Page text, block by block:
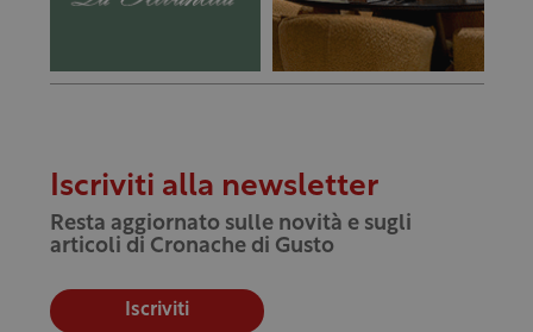
Iscriviti alla newsletter
Resta aggiornato sulle novità e sugli
articoli di Cronache di Gusto
Iscriviti